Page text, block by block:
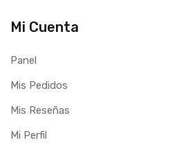
Mi Cuenta
Panel
Mis Pedidos
Mis Reseñas
Mi Perfil